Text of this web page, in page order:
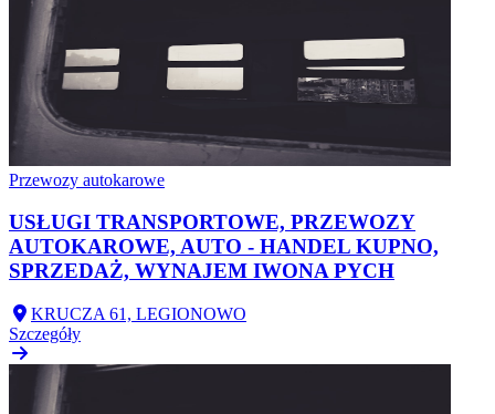
Przewozy autokarowe
USŁUGI TRANSPORTOWE, PRZEWOZY
AUTOKAROWE, AUTO - HANDEL KUPNO,
SPRZEDAŻ, WYNAJEM IWONA PYCH
KRUCZA 61, LEGIONOWO
Szczegóły